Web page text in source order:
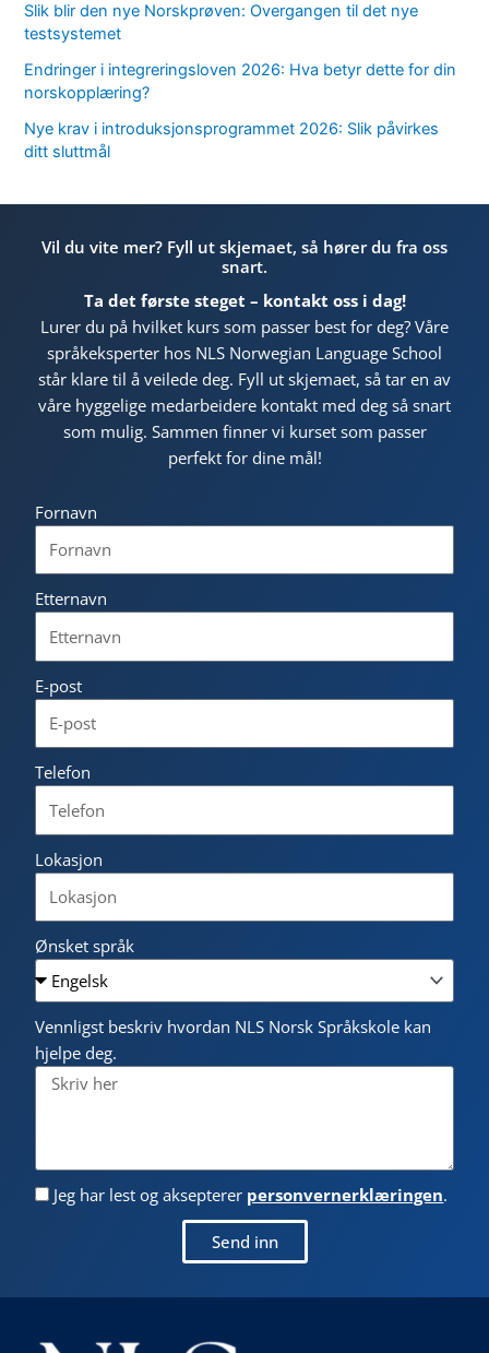
Slik blir den nye Norskprøven: Overgangen til det nye
testsystemet
Endringer i integreringsloven 2026: Hva betyr dette for din
norskopplæring?
Nye krav i introduksjonsprogrammet 2026: Slik påvirkes
ditt sluttmål
Vil du vite mer? Fyll ut skjemaet, så hører du fra oss
snart.
Ta det første steget – kontakt oss i dag!
Lurer du på hvilket kurs som passer best for deg? Våre
språkeksperter hos NLS Norwegian Language School
står klare til å veilede deg. Fyll ut skjemaet, så tar en av
våre hyggelige medarbeidere kontakt med deg så snart
som mulig. Sammen finner vi kurset som passer
perfekt for dine mål!
Fornavn
Etternavn
E-post
Telefon
Lokasjon
Ønsket språk
Vennligst beskriv hvordan NLS Norsk Språkskole kan
hjelpe deg.
Jeg har lest og aksepterer personvernerklæringen.
Send inn